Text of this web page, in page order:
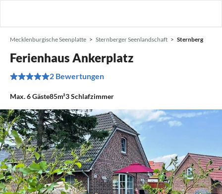
Mecklenburgische Seenplatte Sternberger Seenlandschaft Sternberg
Ferienhaus Ankerplatz
2 Bewertungen
Max.6Gäste85m²3Schlafzimmer